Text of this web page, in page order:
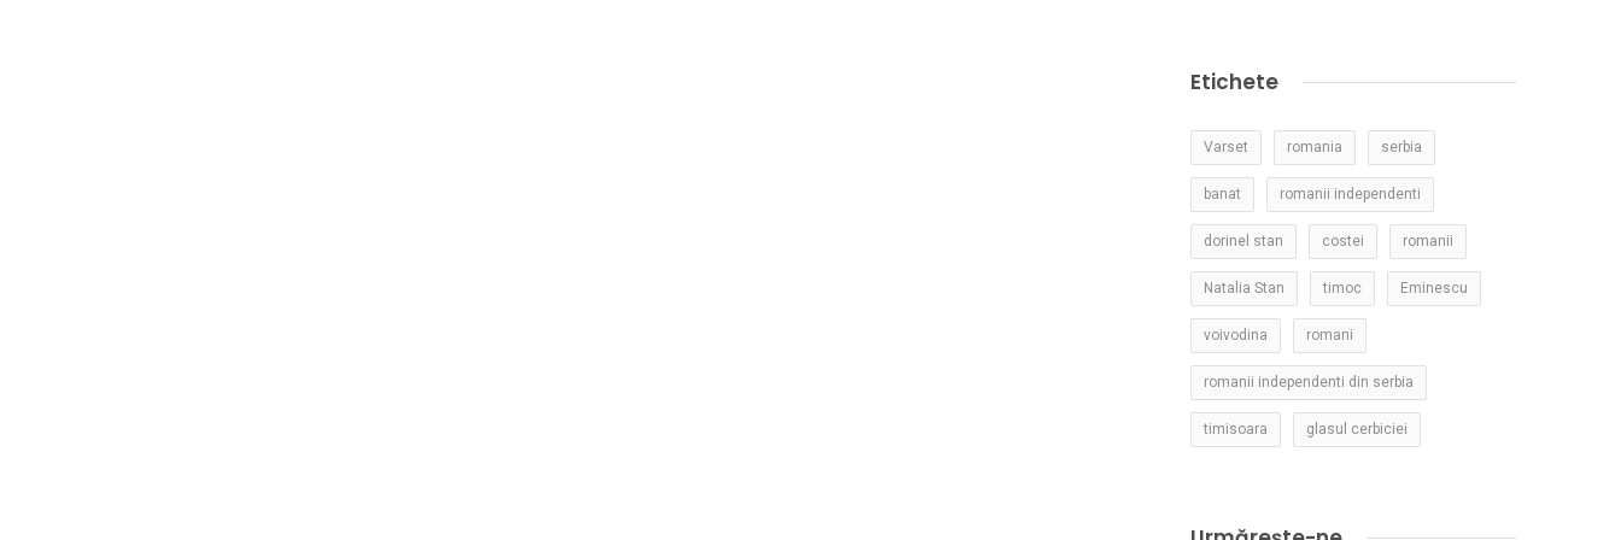
Etichete
Varset romania serbia
banat romanii independenti
dorinel stan costei romanii
Natalia Stan timoc Eminescu
voivodina romani
romanii independenti din serbia
timisoara glasul cerbiciei